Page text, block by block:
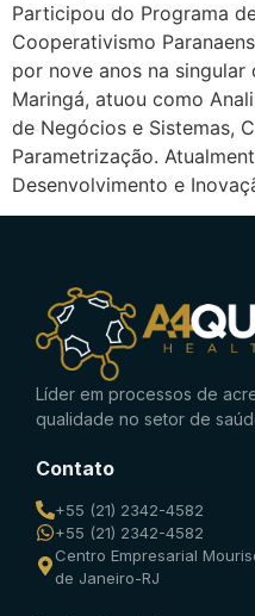
Participou do Programa
Cooperativismo
por nove anos na singular
Maringá, atuou como
de Negócios e Sistemas,
Parametrização.
Desenvolvimento e
Líder em processos de
qualidade no setor de
Contato
+55 (21) 2342-4582
+55 (21) 2342-4582
Centro Empresarial
de Janeiro-RJ